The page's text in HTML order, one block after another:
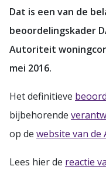
Dat is een van de
beoordelingskader
Autoriteit
mei 2016.
Het definitieve
bijbehorende
op de website van de
Lees hier de reactie